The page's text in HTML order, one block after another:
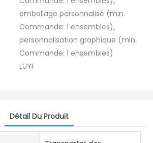
emballage personnalisé (min.
Commande: 1 ensembles),
personnalisation graphique (min.
Commande: 1 ensembles)
LUYI
Détail Du Produit